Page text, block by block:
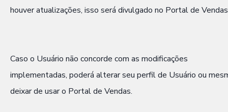
houver atualizações, isso será divulgado no Portal de
Caso o Usuário não concorde com as modificações
implementadas, poderá alterar seu perfil de Usuário ou
deixar de usar o Portal de Vendas.